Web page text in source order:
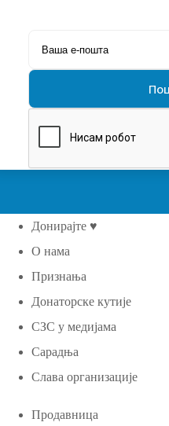
Донирајте ♥
О нама
Признања
Донаторске кутије
СЗС у медијама
Сарадња
Слава организације
Продавница